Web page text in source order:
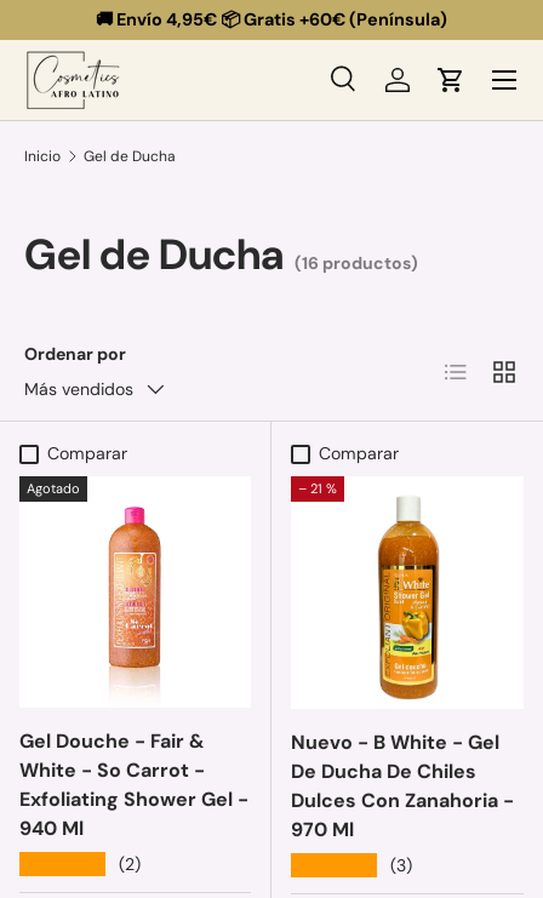
Ir al contenido
🚚 Envío 4,95€ 📦 Gratis +60€ (Península)
Buscar
BuscarIniciar sesión
Carrito
Menú
Inicio Gel de Ducha
Gel de Ducha (16 productos)
Ordenar por
Más vendidos
Lista
Comparar
Agotado
Gel Douche - Fair &
White - So Carrot -
Exfoliating Shower Gel -
940 Ml
(2)
Comparar
– 21 %
Nuevo - B White - Gel
De Ducha De Chiles
Dulces Con Zanahoria -
970 Ml
(3)